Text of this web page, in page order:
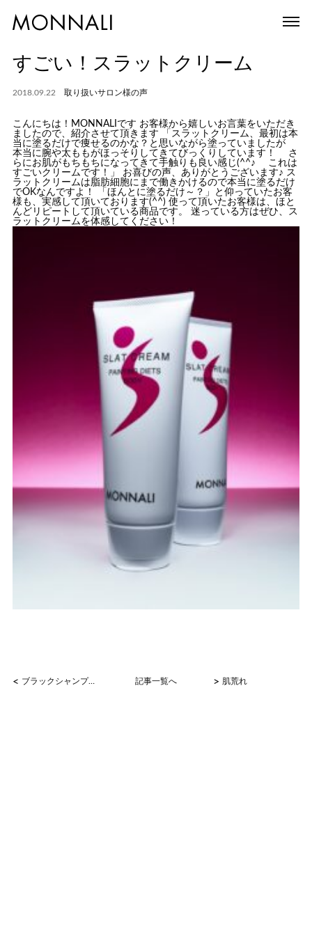
すごい！スラットクリーム
2018.09.22 取り扱いサロン様の声
こんにちは！MONNALIです お客様から嬉しいお言葉をいただき
ましたので、紹介させて頂きます 「スラットクリーム、最初は本
当に塗るだけで痩せるのかな？と思いながら塗っていましたが
本当に腕や太ももがほっそりしてきてびっくりしています！ さ
らにお肌がもちもちになってきて手触りも良い感じ(^^♪ これは
すごいクリームです！」 お喜びの声、ありがとうございます♪ ス
ラットクリームは脂肪細胞にまで働きかけるので本当に塗るだけ
でOKなんですよ！ 「ほんとに塗るだけ～？」と仰っていたお客
様も、実感して頂いております(^^) 使って頂いたお客様は、ほと
んどリピートして頂いている商品です。 迷っている方はぜひ、ス
ラットクリームを体感してください！
< ブラックシャンプー 記事一覧へ >肌荒れ